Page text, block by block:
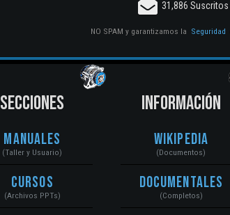
31,886 Suscritos
NO SPAM y garantizamos la Seguridad
SECCIONES
Manuales
(Taller y Usuario)
Cursos
(Archivos PPTs)
INFORMACIÓN
Wikipedia
(Documentos)
Documentales
(Completos)